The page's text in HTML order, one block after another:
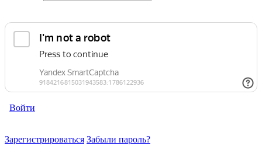
Войти
Зарегистрироваться Забыли пароль?